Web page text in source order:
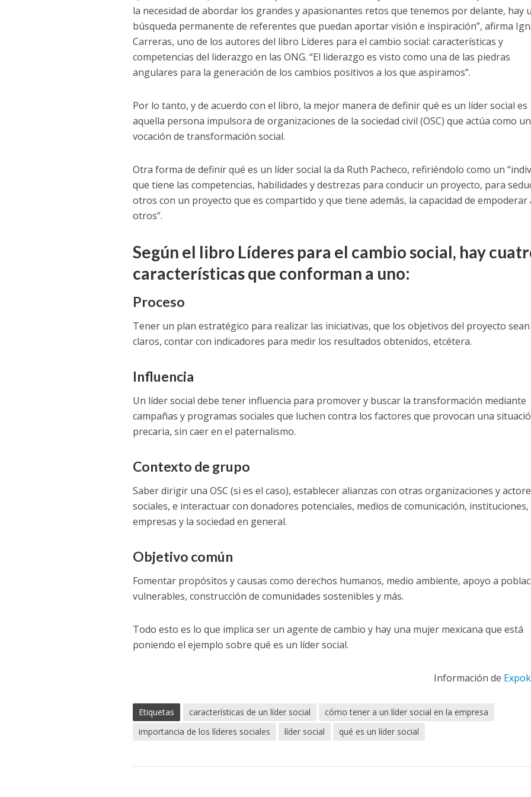
la necesidad de abordar los grandes y apasionantes retos que tenemos por delante, hay
búsqueda permanente de referentes que puedan aportar visión e inspiración”, afirma
Carreras, uno de los autores del libro Líderes para el cambio social: características y
competencias del liderazgo en las ONG. “El liderazgo es visto como una de las piedras
angulares para la generación de los cambios positivos a los que aspiramos”.
Por lo tanto, y de acuerdo con el libro, la mejor manera de definir qué es un líder social es
aquella persona impulsora de organizaciones de la sociedad civil (OSC) que actúa como
vocación de transformación social.
Otra forma de definir qué es un líder social la da Ruth Pacheco, refiriéndolo como un
que tiene las competencias, habilidades y destrezas para conducir un proyecto, para
otros con un proyecto que es compartido y que tiene además, la capacidad de empoderar
otros”.
Según el libro Líderes para el cambio social, hay
características que conforman a uno:
Proceso
Tener un plan estratégico para realizar las iniciativas, que los objetivos del proyecto sean
claros, contar con indicadores para medir los resultados obtenidos, etcétera.
Influencia
Un líder social debe tener influencia para promover y buscar la transformación mediante
campañas y programas sociales que luchen contra los factores que provocan una
precaria, sin caer en el paternalismo.
Contexto de grupo
Saber dirigir una OSC (si es el caso), establecer alianzas con otras organizaciones y
sociales, e interactuar con donadores potenciales, medios de comunicación, instituciones,
empresas y la sociedad en general.
Objetivo común
Fomentar propósitos y causas como derechos humanos, medio ambiente, apoyo a
vulnerables, construcción de comunidades sostenibles y más.
Todo esto es lo que implica ser un agente de cambio y hay una mujer mexicana que está
poniendo el ejemplo sobre qué es un líder social.
Información de
Etiquetas características de un líder social
cómo tener a un líder social en la empresa
importancia de los líderes sociales
líder social qué es un líder social